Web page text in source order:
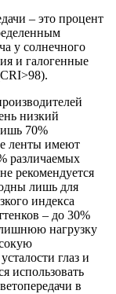
– это процент
у солнечного
и галогенные
низкий
70%
ленты имеют
различаемых
рекомендуется
лишь для
индекса
– до 30%
лишнюю нагрузку
глаз и
использовать
в